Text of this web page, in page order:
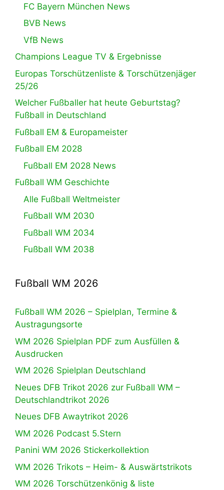
FC Bayern München News
BVB News
VfB News
Champions League TV & Ergebnisse
Europas Torschützenliste & Torschützenjäger
25/26
Welcher Fußballer hat heute Geburtstag?
Fußball in Deutschland
Fußball EM & Europameister
Fußball EM 2028
Fußball EM 2028 News
Fußball WM Geschichte
Alle Fußball Weltmeister
Fußball WM 2030
Fußball WM 2034
Fußball WM 2038
Fußball WM 2026
Fußball WM 2026 – Spielplan, Termine &
Austragungsorte
WM 2026 Spielplan PDF zum Ausfüllen &
Ausdrucken
WM 2026 Spielplan Deutschland
Neues DFB Trikot 2026 zur Fußball WM –
Deutschlandtrikot 2026
Neues DFB Awaytrikot 2026
WM 2026 Podcast 5.Stern
Panini WM 2026 Stickerkollektion
WM 2026 Trikots – Heim- & Auswärtstrikots
WM 2026 Torschützenkönig & liste